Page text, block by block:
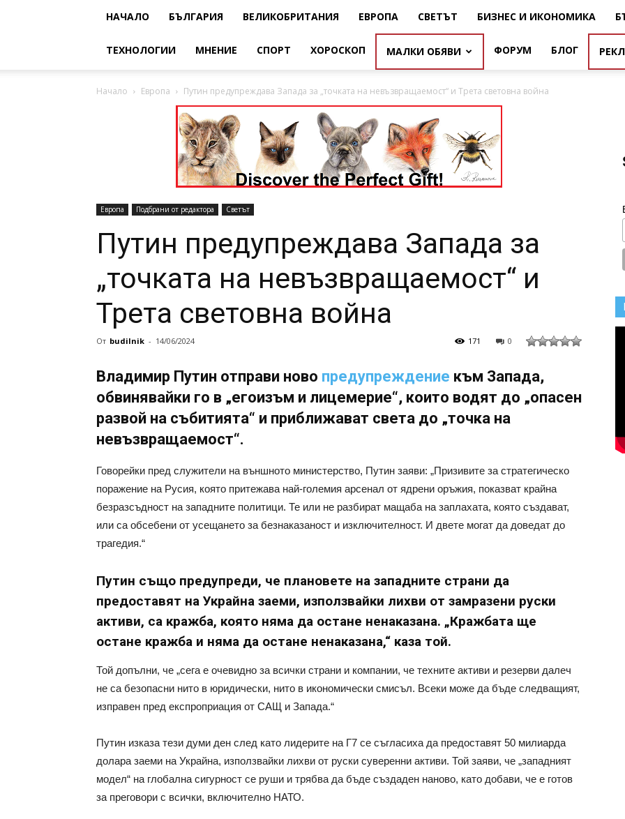
НАЧАЛО БЪЛГАРИЯ ВЕЛИКОБРИТАНИЯ ЕВРОПА СВЕТЪТ БИЗНЕС И ИКОНОМИКА
ТЕХНОЛОГИИ МНЕНИЕ СПОРТ ХОРОСКОП МАЛКИ ОБЯВИ ФОРУМ БЛОГ
Начало Европа Путин предупреждава Запада за „точката на невъзвращаемост“ и Трета световна война
Европа Подбрани от редактора Светът
Путин предупреждава Запада за
„точката на невъзвращаемост“ и
Трета световна война
От budilnik - 14/06/2024 0
171
Владимир Путин отправи ново предупреждение към Запада,
обвинявайки го в „егоизъм и лицемерие“, които водят до „опасен
развой на събитията“ и приближават света до „точка на
невъзвращаемост“.
Говорейки пред служители на външното министерство, Путин заяви: „Призивите за стратегическо
поражение на Русия, която притежава най-големия арсенал от ядрени оръжия, показват крайна
безразсъдност на западните политици. Те или не разбират мащаба на заплахата, която създават,
или са обсебени от усещането за безнаказаност и изключителност. И двете могат да доведат до
трагедия.“
Путин също предупреди, че плановете на западните страни да
предоставят на Украйна заеми, използвайки лихви от замразени руски
активи, са кражба, която няма да остане ненаказана. „Кражбата ще
остане кражба и няма да остане ненаказана,“ каза той.
Той допълни, че „сега е очевидно за всички страни и компании, че техните активи и резерви далеч
не са безопасни нито в юридически, нито в икономически смисъл. Всеки може да бъде следващият,
изправен пред експроприация от САЩ и Запада.“
Путин изказа тези думи ден след като лидерите на Г7 се съгласиха да предоставят 50 милиарда
долара заеми на Украйна, използвайки лихви от руски суверенни активи. Той заяви, че „западният
модел“ на глобална сигурност се руши и трябва да бъде създаден наново, като добави, че е готов
за преговори с всички, включително НАТО.